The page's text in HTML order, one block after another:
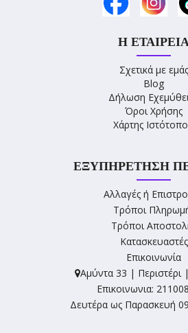
Η
Σχετικά με εμάς
Blog
Δήλωση
Όροι Χρήσης
Χάρτης
ΕΞΥΠΗΡΈΤΗΣΗ
Αλλαγές ή
Τρόποι
Τρόποι
Κατασκευαστές
Επικοινωνία
Αμύντα 33 | Περιστέρι
Επικοινωνια:
Δευτέρα ως Παρασκευή